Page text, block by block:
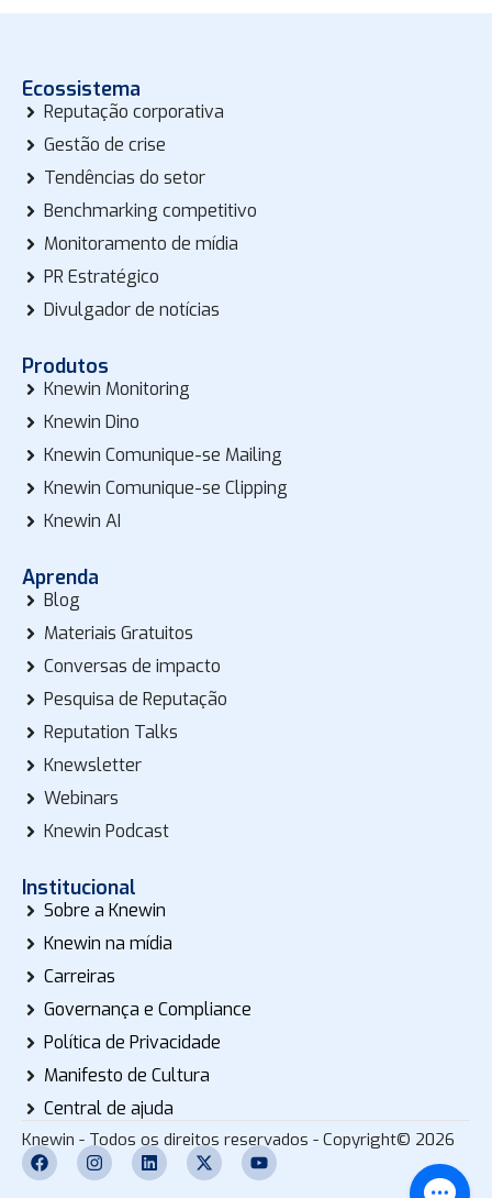
Ecossistema
Reputação corporativa
Gestão de crise
Tendências do setor
Benchmarking competitivo
Monitoramento de mídia
PR Estratégico
Divulgador de notícias
Produtos
Knewin Monitoring
Knewin Dino
Knewin Comunique-se Mailing
Knewin Comunique-se Clipping
Knewin AI
Aprenda
Blog
Materiais Gratuitos
Conversas de impacto
Pesquisa de Reputação
Reputation Talks
Knewsletter
Webinars
Knewin Podcast
Institucional
Sobre a Knewin
Knewin na mídia
Carreiras
Governança e Compliance
Política de Privacidade
Manifesto de Cultura
Central de ajuda
Knewin - Todos os direitos reservados - Copyright© 2026